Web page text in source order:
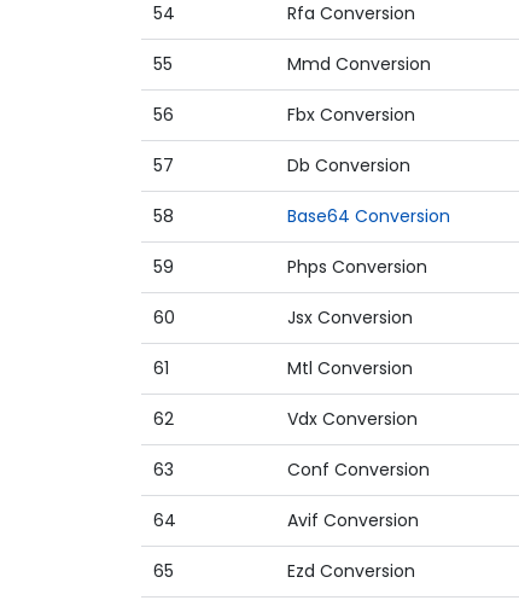
54 Rfa Conversion
55 Mmd Conversion
56 Fbx Conversion
57 Db Conversion
58 Base64 Conversion
59 Phps Conversion
60 Jsx Conversion
61 Mtl Conversion
62 Vdx Conversion
63 Conf Conversion
64 Avif Conversion
65 Ezd Conversion